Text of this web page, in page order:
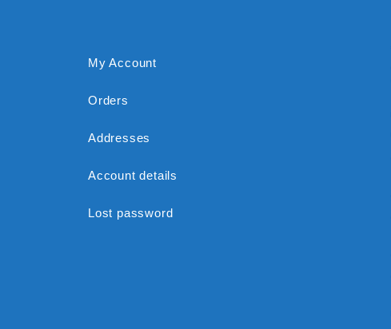
My Account
Orders
Addresses
Account details
Lost password